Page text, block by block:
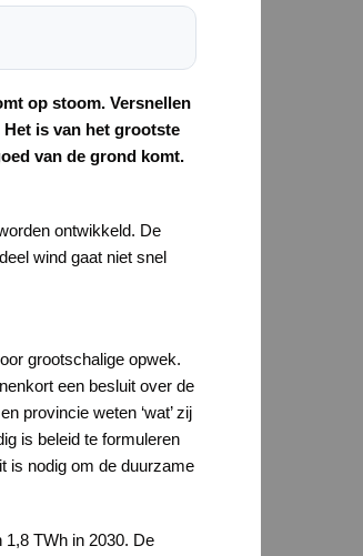
op stoom. Versnellen
is van het grootste
van de grond komt.
ontwikkeld. De
wind gaat niet snel
grootschalige opwek.
een besluit over de
provincie weten ‘wat’ zij
is beleid te formuleren
is nodig om de duurzame
TWh in 2030. De